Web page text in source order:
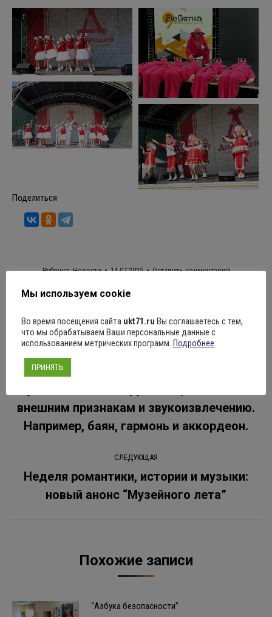
Поделиться
Рубрика:Новости 14.07.2025 Оставить комментарий
Навигация
по
записям
ПРЕДЫДУЩАЯ
запись:
Эрмитаж: живой звук Эрмитаж: живой
звук 1/2 Иногда слушатели путают
внешним признакам и звукоизвлечению.
Например, баян, гармонь и аккордеон.
СЛЕДУЮЩАЯ
Следующая
запись:
Неделя романтики, истории и музыки:
новый анонс “Музейного лета”
Похожие записи
“Азбука безопасности”
Мы используем cookie
Во время посещения сайта ukt71.ru Вы соглашаетесь с тем,
что мы обрабатываем Ваши персональные данные с
использованием метрических программ. Подробнее
ПРИНЯТЬ